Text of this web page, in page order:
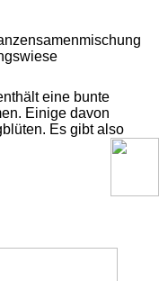
eine bunte
Einige davon
Es gibt also